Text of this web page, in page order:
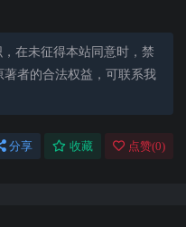
在未征得本站同意时，禁
者的合法权益，可联系我
分享 收藏 点赞(0)